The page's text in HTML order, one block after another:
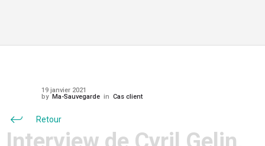
19 janvier 2021
by Ma-Sauvegarde in Cas client
Retour